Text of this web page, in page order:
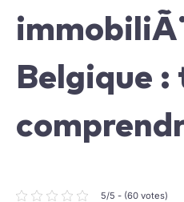
Belgique
5/5 - (60 votes)